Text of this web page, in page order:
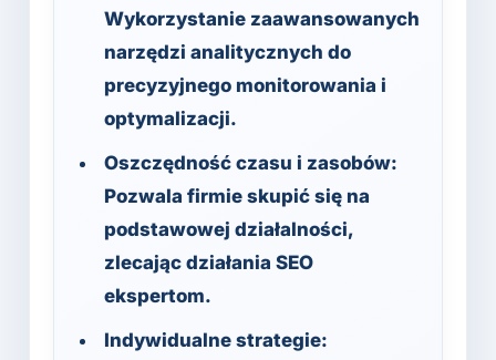
Wykorzystanie zaawansowanych
narzędzi analitycznych do
precyzyjnego monitorowania i
optymalizacji.
Oszczędność czasu i zasobów:
Pozwala firmie skupić się na
podstawowej działalności,
zlecając działania SEO
ekspertom.
Indywidualne strategie: